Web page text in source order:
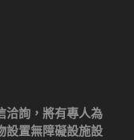
洽詢，將有專人為
設置無障礙設施設